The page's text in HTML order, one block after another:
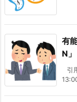
有
N
引